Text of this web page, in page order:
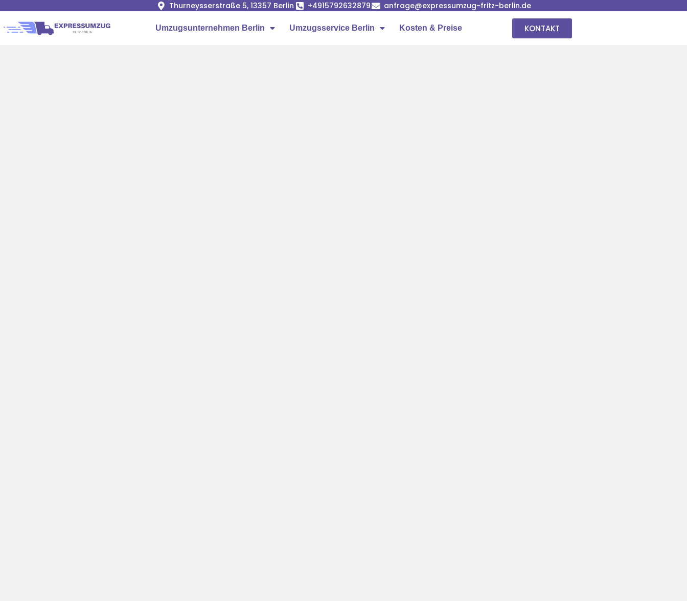
Thurneysserstraße 5, 13357 Berlin +4915792632879 anfrage@expressumzug-fritz-berlin.de
Umzugsunternehmen Berlin Umzugsservice Berlin Kosten & Preise KONTAKT